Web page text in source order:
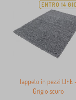
ENTRO 14
Tappeto in pezzi LIFE
Grigio scuro